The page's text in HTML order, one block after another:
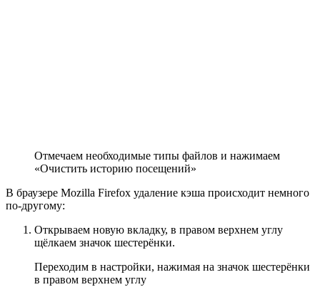
Отмечаем необходимые типы файлов и нажимаем
«Очистить историю посещений»
В браузере Mozilla Firefox удаление кэша происходит немного
по-другому:
Открываем новую вкладку, в правом верхнем углу
щёлкаем значок шестерёнки.
Переходим в настройки, нажимая на значок шестерёнки
в правом верхнем углу